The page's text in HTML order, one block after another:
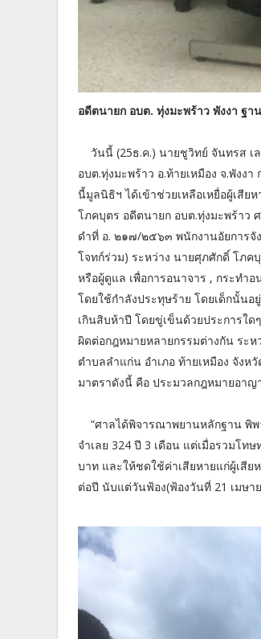
อดีตนายก อบต. ทุ่งมะพร้าว พังงา ฐ
วันนี้ (25ธ.ค.) นายชูวิทย์ จันทรส
อบต.ทุ่งมะพร้าว อ.ท้ายเหมือง จ.พังง
นี้มูลนิธิฯ ได้เข้าช่วยเหลือเหยื่อผู้เสีย
โภคบุตร อดีตนายก อบต.ทุ่งมะพร้าว
ดำที่ อ. ๒๑๗/๒๕๖๓ พนักงานอัยการจั
โจทก์ร่วม) ระหว่าง นายศุภศักดิ์ โภค
หรือผู้ดูแล เพื่อการอนาจาร , กระทำ
โดยใช้กำลังประทุษร้าย โดยเด็กนั้น
เกินสิบห้าปี โดยขู่เข็นด้วยประการใ
ผิดต่อกฎหมายหลายกรรมต่างกัน ระ
ตำบลลำแก่น อำเภอ ท้ายเหมือง จังห
มาตราดังนี้ คือ ประมวลกฎหมายอาญ
“ศาลได้พิจารณาพยานหลักฐาน พิ
จำเลย 324 ปี 3 เดือน แต่เมื่อรวมโท
บาท และให้ชดใช้ค่าเสียหายแก่ผู้เสีย
ต่อปี นับแต่วันฟ้อง(ฟ้องวันที่ 21 เมษา